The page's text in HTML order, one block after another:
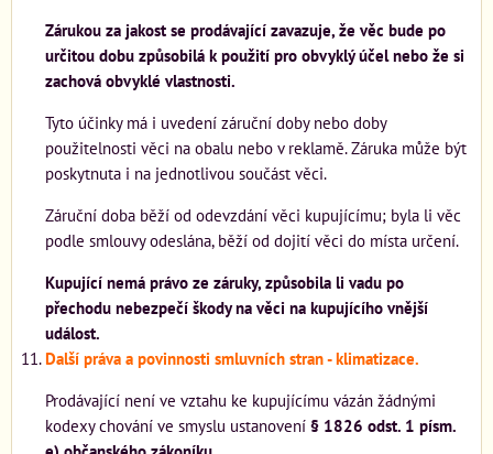
Zárukou za jakost se prodávající zavazuje, že věc bude po
určitou dobu způsobilá k použití pro obvyklý účel nebo že si
zachová obvyklé vlastnosti.
Tyto účinky má i uvedení záruční doby nebo doby
použitelnosti věci na obalu nebo v reklamě. Záruka může být
poskytnuta i na jednotlivou součást věci.
Záruční doba běží od odevzdání věci kupujícímu; byla li věc
podle smlouvy odeslána, běží od dojití věci do místa určení.
Kupující nemá právo ze záruky, způsobila li vadu po
přechodu nebezpečí škody na věci na kupujícího vnější
událost.
Další práva a povinnosti smluvních stran - klimatizace.
Prodávající není ve vztahu ke kupujícímu vázán žádnými
kodexy chování ve smyslu ustanovení § 1826 odst. 1 písm.